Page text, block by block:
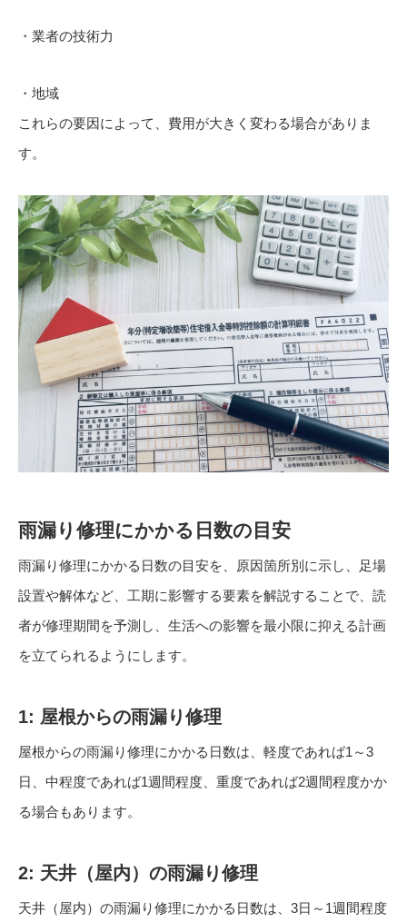
・業者の技術力
・地域
これらの要因によって、費用が大きく変わる場合がありま
す。
雨漏り修理にかかる日数の目安
雨漏り修理にかかる日数の目安を、原因箇所別に示し、足場
設置や解体など、工期に影響する要素を解説することで、読
者が修理期間を予測し、生活への影響を最小限に抑える計画
を立てられるようにします。
1: 屋根からの雨漏り修理
屋根からの雨漏り修理にかかる日数は、軽度であれば1～3
日、中程度であれば1週間程度、重度であれば2週間程度かか
る場合もあります。
2: 天井（屋内）の雨漏り修理
天井（屋内）の雨漏り修理にかかる日数は、3日～1週間程度